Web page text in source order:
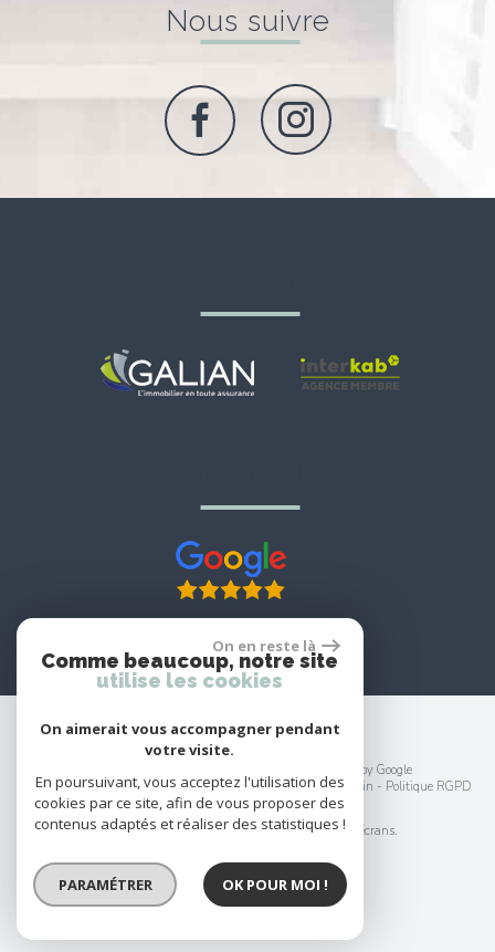
nous suivre
© 2026 | Tous droits réservés | Traduction powered by Google
Plan du site -Mentions légales-Nos honoraires-Liens-Admin - Politique RGPD
Site internet compatible multi-supports,
un seul site adaptable à tous les types d'écrans.
On en reste là
Comme beaucoup, notre site
utilise les cookies
On aimerait vous accompagner pendant
votre visite.
En poursuivant, vous acceptez l'utilisation des
cookies par ce site, afin de vous proposer des
contenus adaptés et réaliser des statistiques !
PARAMÉTRER OK POUR MOI !